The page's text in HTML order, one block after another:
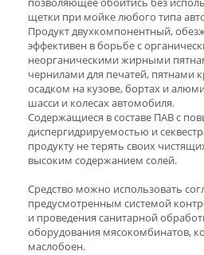
щетки при мойке любого типа
Продукт двухкомпонентный,
эффективен в борьбе с
неорганическими жирными
чернилами для печатей, пятнами
осадком на кузове, бортах и
шасси и колесах автомобиля.
Содержащиеся в составе ПАВ с
диспергидрируемостью и
продукту не терять своих
высоким содержанием солей.
Средство можно использовать
предусмотренным системой
и проведения санитарной
оборудования мясокомбинатов,
маслобоен.